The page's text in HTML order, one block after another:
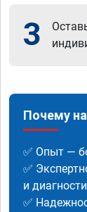
3
Почему
✅ Опыт —
✅
и
✅